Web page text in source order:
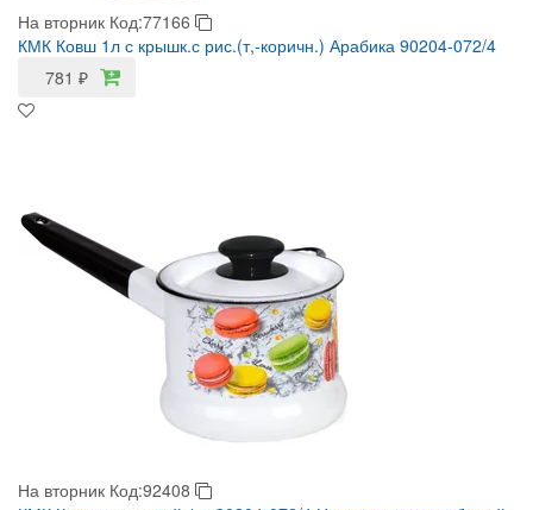
На вторник Код:77166
КМК Ковш 1л с крышк.с рис.(т,-коричн.) Арабика 90204-072/4
781 ₽
На вторник Код:92408